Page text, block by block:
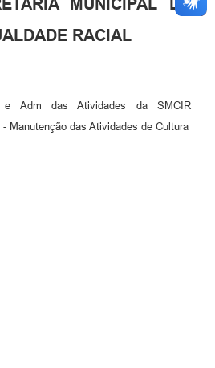
MUNICIPAL DE
RACIAL
e Adm das Atividades da SMCIR
Manutenção das Atividades de Cultura